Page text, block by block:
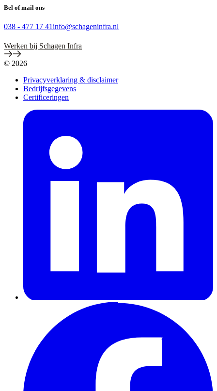
Bel of mail ons
038 - 477 17 41info@schageninfra.nl
Werken bij Schagen Infra
© 2026
Privacyverklaring & disclaimer
Bedrijfsgegevens
Certificeringen